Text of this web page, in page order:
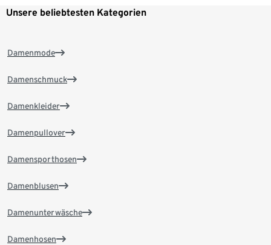
Unsere beliebtesten Kategorien
Damenmode
Damenschmuck
Damenkleider
Damenpullover
Damensporthosen
Damenblusen
Damenunterwäsche
Damenhosen